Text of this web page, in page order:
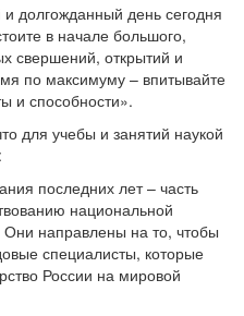
долгожданный день сегодня
в начале большого,
свершений, открытий и
по максимуму – впитывайте
и способности».
для учебы и занятий наукой
последних лет – часть
национальной
направлены на то, чтобы
специалисты, которые
России на мировой